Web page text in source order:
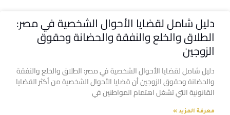
دليل شامل لقضايا الأحوال الشخصية في مصر:
الطلاق والخلع والنفقة والحضانة وحقوق
الزوجين
دليل شامل لقضايا الأحوال الشخصية في مصر: الطلاق والخلع والنفقة
والحضانة وحقوق الزوجين أن قضايا الأحوال الشخصية من أكثر القضايا
القانونية التي تشغل اهتمام المواطنين في
معرفة المزيد »